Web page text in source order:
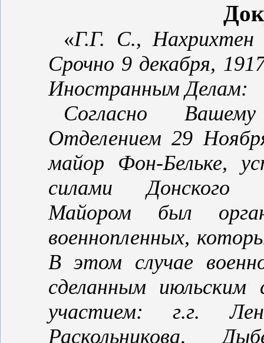
«Г.Г. С.,
Срочно 9 декабря,
Иностранным Делам:
Согласно
Отделением 29
майор Фон‑Бельке,
силами Донского
Майором был
военнопленных,
В этом случае
сделанным
участием: г.г.
Раскольникова,